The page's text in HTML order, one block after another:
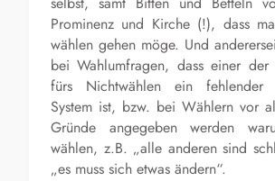
Prominenz und Kirche (!), dass
wählen gehen möge. Und
bei Wahlumfragen, dass einer der
fürs Nichtwählen ein fehlender
System ist, bzw. bei Wählern vor
Gründe angegeben werden
wählen, z.B. „alle anderen sind
„es muss sich etwas ändern“.